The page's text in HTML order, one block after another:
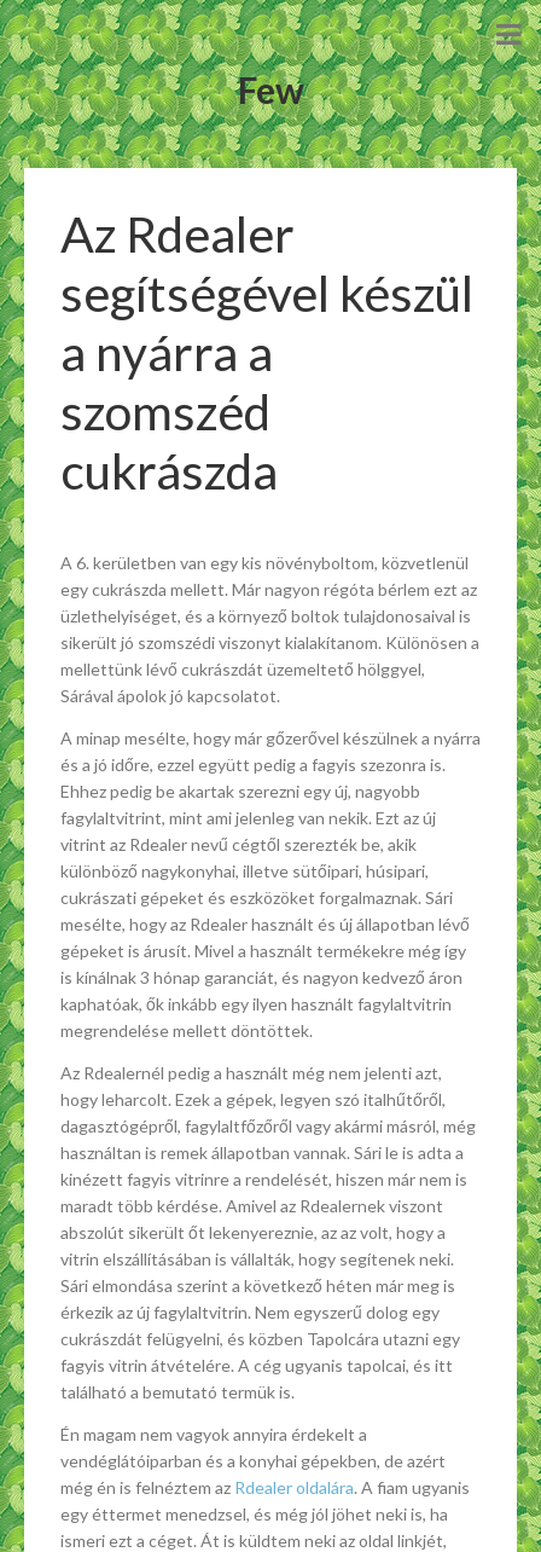
Few
Az Rdealer
segítségével készül
a nyárra a
szomszéd
cukrászda
A 6. kerületben van egy kis növényboltom, közvetlenül
egy cukrászda mellett. Már nagyon régóta bérlem ezt az
üzlethelyiséget, és a környező boltok tulajdonosaival is
sikerült jó szomszédi viszonyt kialakítanom. Különösen a
mellettünk lévő cukrászdát üzemeltető hölggyel,
Sárával ápolok jó kapcsolatot.
A minap mesélte, hogy már gőzerővel készülnek a nyárra
és a jó időre, ezzel együtt pedig a fagyis szezonra is.
Ehhez pedig be akartak szerezni egy új, nagyobb
fagylaltvitrint, mint ami jelenleg van nekik. Ezt az új
vitrint az Rdealer nevű cégtől szerezték be, akik
különböző nagykonyhai, illetve sütőipari, húsipari,
cukrászati gépeket és eszközöket forgalmaznak. Sári
mesélte, hogy az Rdealer használt és új állapotban lévő
gépeket is árusít. Mivel a használt termékekre még így
is kínálnak 3 hónap garanciát, és nagyon kedvező áron
kaphatóak, ők inkább egy ilyen használt fagylaltvitrin
megrendelése mellett döntöttek.
Az Rdealernél pedig a használt még nem jelenti azt,
hogy leharcolt. Ezek a gépek, legyen szó italhűtőről,
dagasztógépről, fagylaltfőzőről vagy akármi másról, még
használtan is remek állapotban vannak. Sári le is adta a
kinézett fagyis vitrinre a rendelését, hiszen már nem is
maradt több kérdése. Amivel az Rdealernek viszont
abszolút sikerült őt lekenyereznie, az az volt, hogy a
vitrin elszállításában is vállalták, hogy segítenek neki.
Sári elmondása szerint a következő héten már meg is
érkezik az új fagylaltvitrin. Nem egyszerű dolog egy
cukrászdát felügyelni, és közben Tapolcára utazni egy
fagyis vitrin átvételére. A cég ugyanis tapolcai, és itt
található a bemutató termük is.
Én magam nem vagyok annyira érdekelt a
vendéglátóiparban és a konyhai gépekben, de azért
még én is felnéztem az Rdealer oldalára. A fiam ugyanis
egy éttermet menedzsel, és még jól jöhet neki is, ha
ismeri ezt a céget. Át is küldtem neki az oldal linkjét,